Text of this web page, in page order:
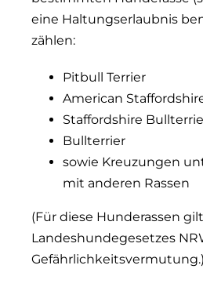
eine Haltungserlaubnis
zählen:
Pitbull Terrier
American
Staffordshire
Bullterrier
sowie Kreuzungen
mit anderen Rassen
(Für diese Hunderassen
Landeshundegesetzes
Gefährlichkeitsvermutung.)